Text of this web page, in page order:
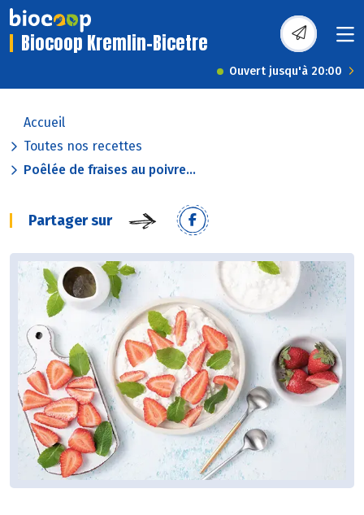
Biocoop Kremlin-Bicetre
Ouvert jusqu'à 20:00
Accueil
Toutes nos recettes
Poêlée de fraises au poivre...
Partager sur